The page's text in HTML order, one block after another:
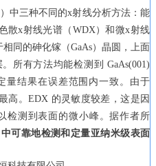
中三种不同的x射线分析方法：能
散x射线光谱（WDX）和微x射线
同的砷化镓（GaAs）晶圆，上面
所有方法均能检测到 GaAs(001)
量结果在误差范围内一致。由于
高。EDX 的灵敏度较差，这是因
检测到表面的微小峰。据作者所
可靠地检测和定量亚纳米级表面